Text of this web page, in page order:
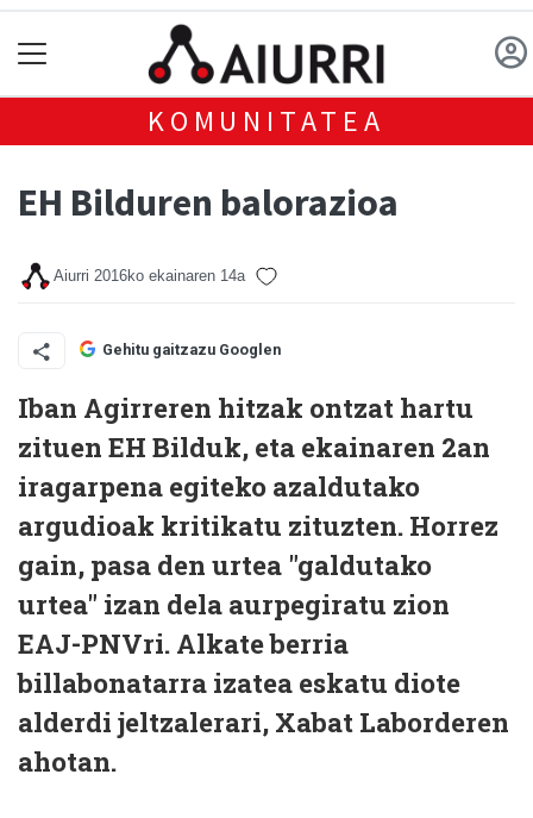
KOMUNITATEA
EH Bilduren balorazioa
Aiurri 2016ko ekainaren 14a
Gehitu gaitzazu Googlen
Iban Agirreren hitzak ontzat hartu
zituen EH Bilduk, eta ekainaren 2an
iragarpena egiteko azaldutako
argudioak kritikatu zituzten. Horrez
gain, pasa den urtea "galdutako
urtea" izan dela aurpegiratu zion
EAJ-PNVri. Alkate berria
billabonatarra izatea eskatu diote
alderdi jeltzalerari, Xabat Laborderen
ahotan.